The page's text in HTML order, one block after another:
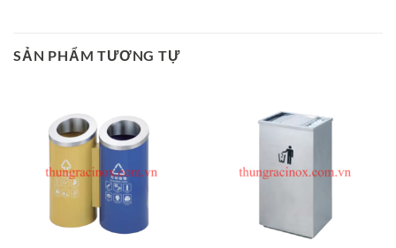
SẢN PHẨM TƯƠNG TỰ